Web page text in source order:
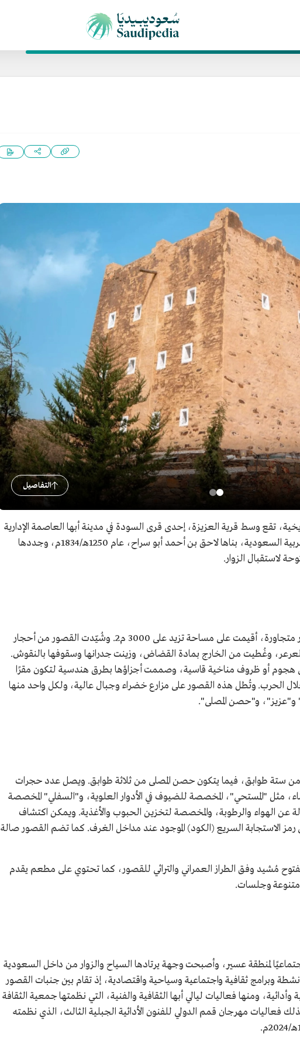
التفاصيل
تقع وسط قرية العزيزة، إحدى قرى السودة في مدينة أبها العاصمة الإدارية
لمنطقة عسير، جنوب غربي المملكة العربية السعودية، بناها لاحق بن أحمد أبو سراح، عام 1250هـ/1834م، وجددها
تتكون قصور أبو سراح من ثلاثة قصور متجاورة، أقيمت على مساحة تزيد على 3000 م2. وشُيّدت القصور من أحجار
وغُطيت من الخارج بمادة القضاض، وزينت جدرانها وسقوفها بالنقوش.
هجوم أو ظروف مناخية قاسية، وصممت أجزاؤها بطرق هندسية لتكون مقرًا
الحرب. وتُطل هذه القصور على مزارع خضراء وجبال عالية، ولكل واحد منها
و"عزيز"، و"حصن المصلى".
ستة طوابق، فيما يتكون حصن المصلى من ثلاثة طوابق. ويصل عدد حجرات
أسماء، مثل "المستحي"، المخصصة للضيوف في الأدوار العلوية، و"السفلي" المخصصة
عن الهواء والرطوبة، والمخصصة لتخزين الحبوب والأغذية. ويمكن اكتشاف
رمز الاستجابة السريع (الكود) الموجود عند مداخل الغرف. كما تضم القصور صالة
مُشيد وفق الطراز العمراني والتراثي للقصور، كما تحتوي على مطعم يقدم
متنوعة وجلسات.
لمنطقة عسير، وأصبحت وجهة يرتادها السياح والزوار من داخل السعودية
وبرامج ثقافية واجتماعية وسياحية واقتصادية، إذ تقام بين جنبات القصور
ومنها فعاليات ليالي أبها الثقافية والفنية، التي نظمتها جمعية الثقافة
عام 1443هـ/2021م، وكذلك فعاليات مهرجان قمم الدولي للفنون الأدائية الجبلية الثالث، الذي نظمته